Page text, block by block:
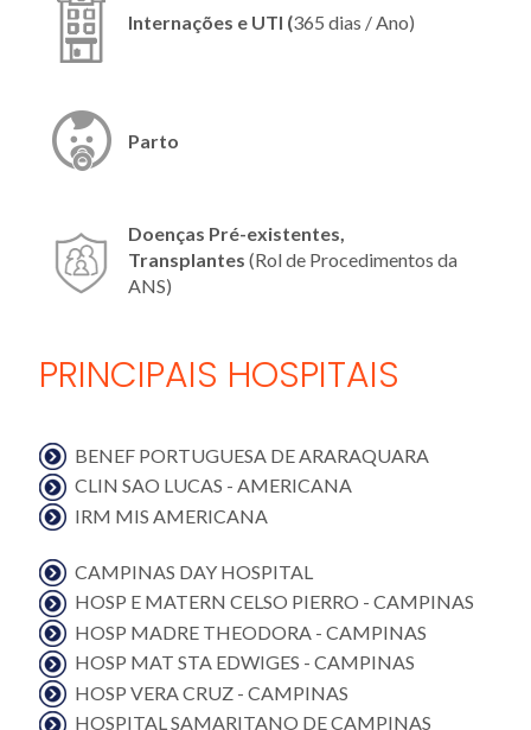
Internações e UTI (365 dias / Ano)
Parto
Doenças Pré-existentes,
Transplantes (Rol de Procedimentos da
ANS)
PRINCIPAIS HOSPITAIS
BENEF PORTUGUESA DE ARARAQUARA
CLIN SAO LUCAS - AMERICANA
IRM MIS AMERICANA
CAMPINAS DAY HOSPITAL
HOSP E MATERN CELSO PIERRO - CAMPINAS
HOSP MADRE THEODORA - CAMPINAS
HOSP MAT STA EDWIGES - CAMPINAS
HOSP VERA CRUZ - CAMPINAS
HOSPITAL SAMARITANO DE CAMPINAS